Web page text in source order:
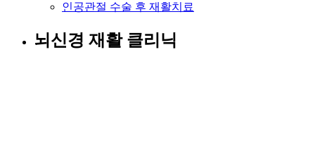
인공관절 수술 후 재활치료
뇌신경 재활 클리닉